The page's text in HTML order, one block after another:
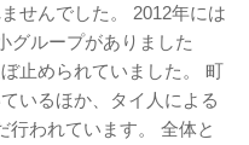
せんでした。 2012年には
グループがありました
止められていました。 町
いるほか、タイ人による
行われています。 全体と